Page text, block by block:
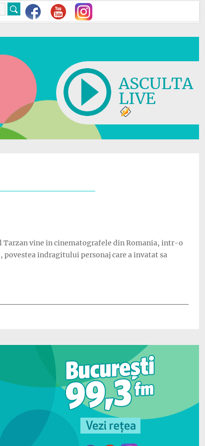
ASCULTA
LIVE
Tarzan vine in cinematografele din Romania, intr-o
indragitului personaj care a invatat sa